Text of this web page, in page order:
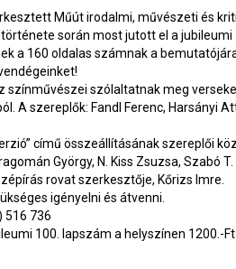
Műút irodalmi, művészeti és
során most jutott el a jubileumi
a 160 oldalas számnak a
színművészei szólaltatnak meg
A szereplők: Fandl Ferenc, Harsányi
című összeállításának szereplői
György, N. Kiss Zsuzsa, Szabó T.
rovat szerkesztője, Kőrizs Imre.
igényelni és átvenni.
516 736
100. lapszám a helyszínen 1200.-